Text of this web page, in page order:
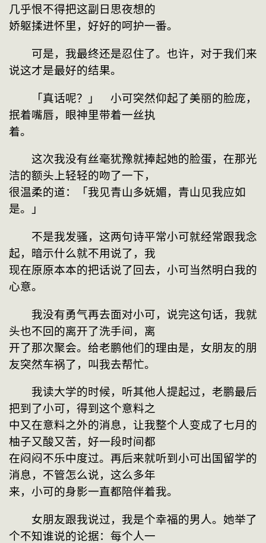
几乎恨不得把这副日思夜想的
娇躯揉进怀里，好好的呵护一番。
可是，我最终还是忍住了。也许，对于我们来
说这才是最好的结果。
「真话呢？」　小可突然仰起了美丽的脸庞，
抿着嘴唇，眼神里带着一丝执
着。
这次我没有丝毫犹豫就捧起她的脸蛋，在那光
洁的额头上轻轻的吻了一下，
很温柔的道：「我见青山多妩媚，青山见我应如
是。」
不是我发骚，这两句诗平常小可就经常跟我念
起，暗示什么就不用说了，我
现在原原本本的把话说了回去，小可当然明白我的
心意。
我没有勇气再去面对小可，说完这句话，我就
头也不回的离开了洗手间，离
开了那次聚会。给老鹏他们的理由是，女朋友的朋
友突然车祸了，叫我去帮忙。
我读大学的时候，听其他人提起过，老鹏最后
把到了小可，得到这个意料之
中又在意料之外的消息，让我整个人变成了七月的
柚子又酸又苦，好一段时间都
在闷闷不乐中度过。再后来就听到小可出国留学的
消息，不管怎么说，这么多年
来，小可的身影一直都陪伴着我。
女朋友跟我说过，我是个幸福的男人。她举了
个不知谁说的论据：每个人一